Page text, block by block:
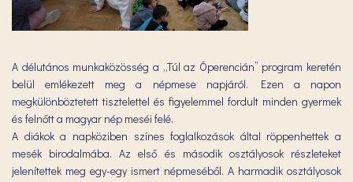
A délutános munkaközösség a „Túl az Óperencián” program keretén
belül emlékezett meg a népmese napjáról. Ezen a napon
megkülönböztetett tisztelettel és figyelemmel fordult minden gyermek
és felnőtt a magyar nép meséi felé.
A diákok a napköziben színes foglalkozások által röppenhettek a
mesék birodalmába. Az első és második osztályosok részleteket
jelenítettek meg egy-egy ismert népmeséből. A harmadik osztályosok